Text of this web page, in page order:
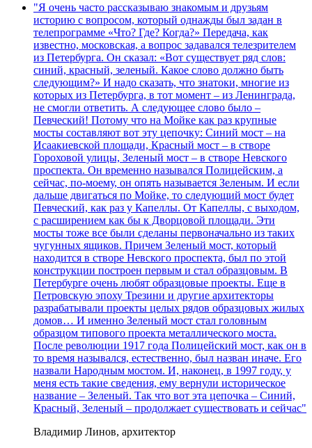
"Я очень часто рассказываю знакомым и друзьям
историю с вопросом, который однажды был задан в
телепрограмме «Что? Где? Когда?» Передача, как
известно, московская, а вопрос задавался телезрителем
из Петербурга. Он сказал: «Вот существует ряд слов:
синий, красный, зеленый. Какое слово должно быть
следующим?» И надо сказать, что знатоки, многие из
которых из Петербурга, в тот момент – из Ленинграда,
не смогли ответить. А следующее слово было –
Певческий! Потому что на Мойке как раз крупные
мосты составляют вот эту цепочку: Синий мост – на
Исаакиевской площади, Красный мост – в створе
Гороховой улицы, Зеленый мост – в створе Невского
проспекта. Он временно назывался Полицейским, а
сейчас, по-моему, он опять называется Зеленым. И если
дальше двигаться по Мойке, то следующий мост будет
Певческий, как раз у Капеллы. От Капеллы, с выходом,
с расширением как бы к Дворцовой площади. Эти
мосты тоже все были сделаны первоначально из таких
чугунных ящиков. Причем Зеленый мост, который
находится в створе Невского проспекта, был по этой
конструкции построен первым и стал образцовым. В
Петербурге очень любят образцовые проекты. Еще в
Петровскую эпоху Трезини и другие архитекторы
разрабатывали проекты целых рядов образцовых жилых
домов… И именно Зеленый мост стал головным
образцом типового проекта металлического моста.
После революции 1917 года Полицейский мост, как он в
то время назывался, естественно, был назван иначе. Его
назвали Народным мостом. И, наконец, в 1997 году, у
меня есть такие сведения, ему вернули историческое
название – Зеленый. Так что вот эта цепочка – Синий,
Красный, Зеленый – продолжает существовать и сейчас"
Владимир Линов, архитектор